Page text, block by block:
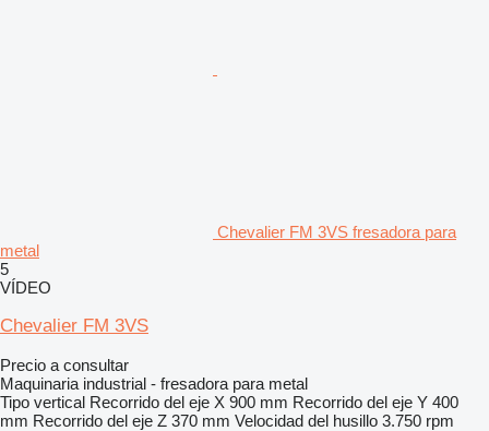
Chevalier FM 3VS fresadora para
metal
5
VÍDEO
Chevalier FM 3VS
Precio a consultar
Maquinaria industrial - fresadora para metal
Tipo vertical Recorrido del eje X 900 mm Recorrido del eje Y 400
mm Recorrido del eje Z 370 mm Velocidad del husillo 3.750 rpm